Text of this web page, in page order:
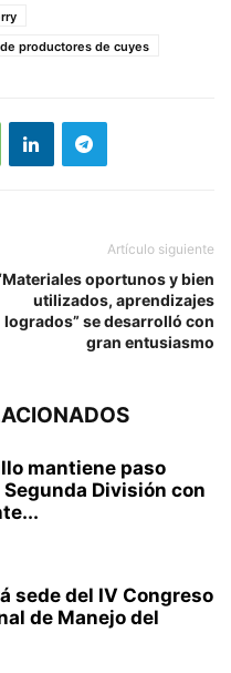
productores de cuyes
Artículo siguiente
oportunos y bien
utilizados, aprendizajes
logrados” se desarrolló con
gran entusiasmo
mantiene paso
División con
sede del IV Congreso
de Manejo del